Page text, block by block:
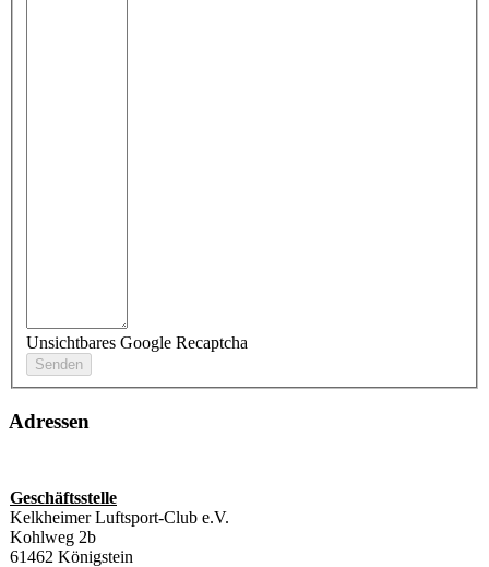
Unsichtbares Google Recaptcha
Adressen
Geschäftsstelle
Kelkheimer Luftsport-Club e.V.
Kohlweg 2b
61462 Königstein